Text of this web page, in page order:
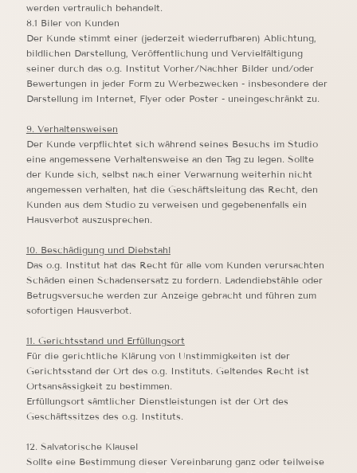
werden vertraulich behandelt.
8.1 Biler von Kunden
Der Kunde stimmt einer (jederzeit wiederrufbaren) Ablichtung,
bildlichen Darstellung, Veröffentlichung und Vervielfältigung
seiner durch das o.g. Institut Vorher/Nachher Bilder und/oder
Bewertungen in jeder Form zu Werbezwecken - insbesondere der
Darstellung im Internet, Flyer oder Poster - uneingeschränkt zu.
9. Verhaltensweisen
Der Kunde verpflichtet sich während seines Besuchs im Studio
eine angemessene Verhaltensweise an den Tag zu legen. Sollte
der Kunde sich, selbst nach einer Verwarnung weiterhin nicht
angemessen verhalten, hat die Geschäftsleitung das Recht, den
Kunden aus dem Studio zu verweisen und gegebenenfalls ein
Hausverbot auszusprechen.
10. Beschädigung und Diebstahl
Das o.g. Institut hat das Recht für alle vom Kunden verursachten
Schäden einen Schadensersatz zu fordern. Ladendiebstähle oder
Betrugsversuche werden zur Anzeige gebracht und führen zum
sofortigen Hausverbot.
11. Gerichtsstand und Erfüllungsort
Für die gerichtliche Klärung von Unstimmigkeiten ist der
Gerichtsstand der Ort des o.g. Instituts. Geltendes Recht ist
Ortsansässigkeit zu bestimmen.
Erfüllungsort sämtlicher Dienstleistungen ist der Ort des
Geschäftssitzes des o.g. Instituts.
12. Salvatorische Klausel
Sollte eine Bestimmung dieser Vereinbarung ganz oder teilweise